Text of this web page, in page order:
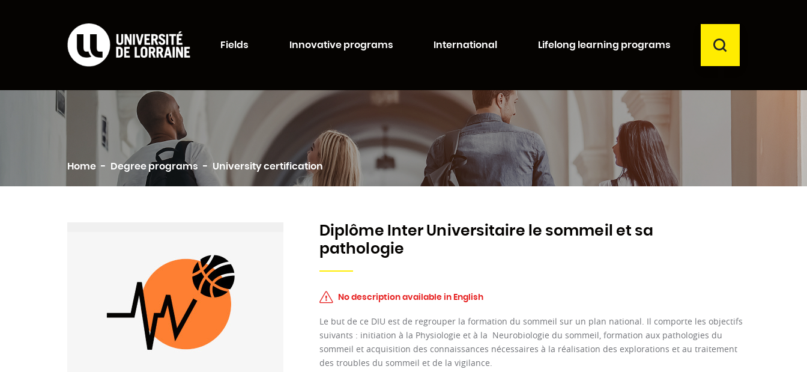
recherche
Fields Innovative programs International Lifelong learning programs
Search
Home Degree programs University certification
Diplôme Inter Universitaire le sommeil et sa
pathologie
No description available in English
Le but de ce DIU est de regrouper la formation du sommeil sur un plan national. Il comporte les objectifs
suivants : initiation à la Physiologie et à la Neurobiologie du sommeil, formation aux pathologies du
sommeil et acquisition des connaissances nécessaires à la réalisation des explorations et au traitement
des troubles du sommeil et de la vigilance.